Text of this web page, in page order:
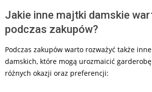
Jakie inne majtki damskie
podczas zakupów?
Podczas zakupów warto rozważyć także
damskich, które mogą urozmaicić
różnych okazji oraz preferencji: